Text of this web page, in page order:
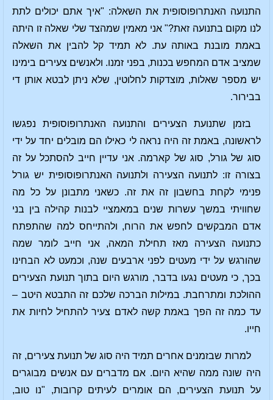
התנועה האנתרופוסופית את השאלה: "איך אתם יכולים לתת
לנו מקום בתנועה זאת?" אני מאמין שמהצד שלי שאלה זו היתה
באמת מובנת באותה עת. לא תמיד קל להבין את השאלה
שמציב אדם המחפש בכנות, בפני זמנו. ולאנשים צעירים בימינו
יש מספר שאלות, מוצדקות לחלוטין, שלא ניתן לבטא אותן די
בבירור.
בזמן שתנועת הצעירים והתנועה האנתרופוסופית נפגשו
לראשונה, באמת זה היה נראה לי כאילו הם מובלים יחד על ידי
סוג של גורל, סוג של קארמה. אני עדיין חייב להסתכל על זה
בצורה זו: לתנועה הצעירה ולתנועה האנתרופוסופית יש גורל
פנימי לקחת בחשבון זה את זה. כשאני מתבונן על כל מה
שחוויתי במשך עשרות שנים במאמציי לבנות קהילה בין בני
אדם המבקשים לחפש את הרוח, ולהתייחס למה שהתפתח
כתנועה הצעירה מאז תחילת המאה, אני חייב לומר שמה
שהורגש על ידי מעטים לפני ארבעים שנה, וכמעט לא הבחינו
בכך, כי מעטים נגעו בדבר, מורגש היום בתוך תנועת הצעירים
ההולכת ומתרחבת. במילות הברכה שלכם זה התבטא היטב –
עד כמה זה הפך באמת קשה לאדם צעיר להתחיל לחיות את
חייו.
למרות שבזמנים אחרים תמיד היה סוג של תנועת צעירים, זה
היה שונה ממה שהיא היום. אם מדברים עם אנשים מבוגרים
על תנועת הצעירים, הם אומרים לעיתים קרובות, "נו טוב,